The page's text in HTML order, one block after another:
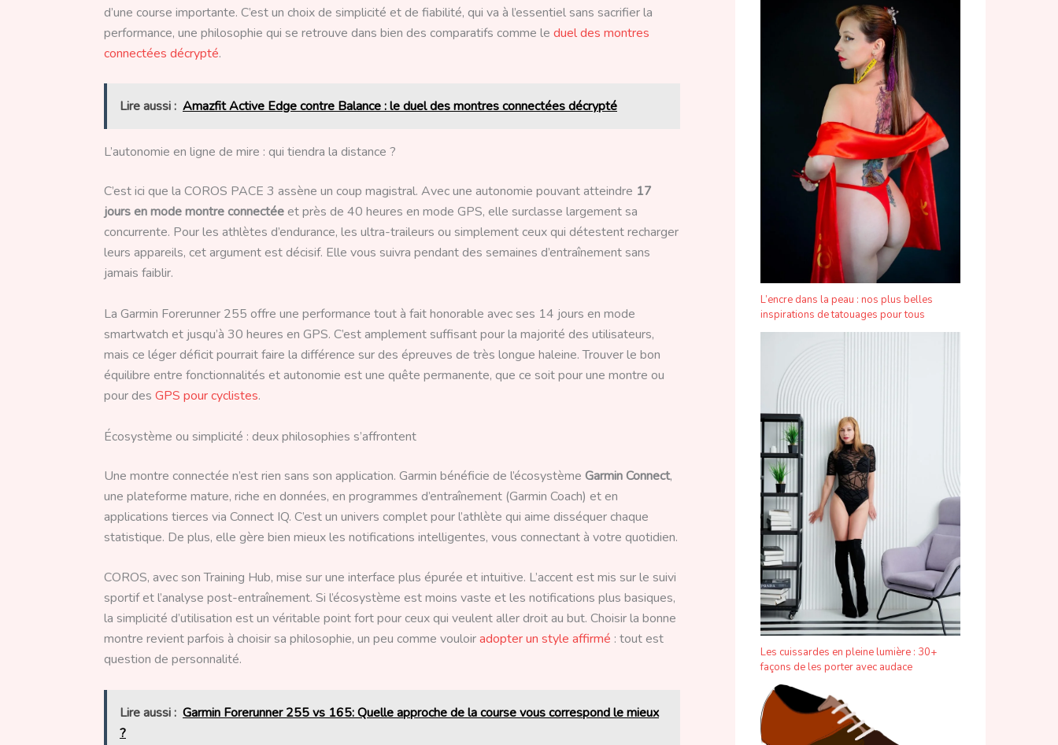
d’une course importante. C’est un choix de simplicité et de fiabilité, qui va à l’essentiel sans sacrifier la
performance, une philosophie qui se retrouve dans bien des comparatifs comme le duel des montres
connectées décrypté.
Lire aussi : Amazfit Active Edge contre Balance : le duel des montres connectées décrypté
L’autonomie en ligne de mire : qui tiendra la distance ?
C’est ici que la COROS PACE 3 assène un coup magistral. Avec une autonomie pouvant atteindre 17
jours en mode montre connectéeet près de 40 heures en mode GPS, elle surclasse largement sa
concurrente. Pour les athlètes d’endurance, les ultra-traileurs ou simplement ceux qui détestent recharger
leurs appareils, cet argument est décisif. Elle vous suivra pendant des semaines d’entraînement sans
jamais faiblir.
La Garmin Forerunner 255 offre une performance tout à fait honorable avec ses 14 jours en mode
smartwatch et jusqu’à 30 heures en GPS. C’est amplement suffisant pour la majorité des utilisateurs,
mais ce léger déficit pourrait faire la différence sur des épreuves de très longue haleine. Trouver le bon
équilibre entre fonctionnalités et autonomie est une quête permanente, que ce soit pour une montre ou
pour des GPS pour cyclistes.
Écosystème ou simplicité : deux philosophies s’affrontent
Une montre connectée n’est rien sans son application. Garmin bénéficie de l’écosystème Garmin Connect,
une plateforme mature, riche en données, en programmes d’entraînement (Garmin Coach) et en
applications tierces via Connect IQ. C’est un univers complet pour l’athlète qui aime disséquer chaque
statistique. De plus, elle gère bien mieux les notifications intelligentes, vous connectant à votre quotidien.
COROS, avec son Training Hub, mise sur une interface plus épurée et intuitive. L’accent est mis sur le suivi
sportif et l’analyse post-entraînement. Si l’écosystème est moins vaste et les notifications plus basiques,
la simplicité d’utilisation est un véritable point fort pour ceux qui veulent aller droit au but. Choisir la bonne
montre revient parfois à choisir sa philosophie, un peu comme vouloiradopter un style affirmé : tout est
question de personnalité.
Lire aussi : Garmin Forerunner 255 vs 165: Quelle approche de la course vous correspond le mieux
?
L’encre dans la peau : nos plus belles
inspirations de tatouages pour tous
Les cuissardes en pleine lumière : 30+
façons de les porter avec audace